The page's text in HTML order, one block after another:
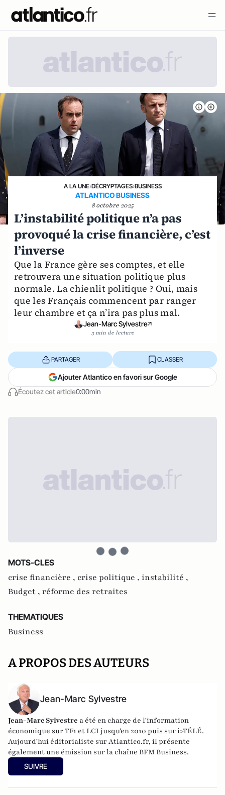
A LA UNE›DÉCRYPTAGES›BUSINESS
ATLANTICO BUSINESS
8 octobre 2025
L’instabilité politique n’a pas
provoqué la crise financière, c’est
l’inverse
Que la France gère ses comptes, et elle
retrouvera une situation politique plus
normale. La chienlit politique ? Oui, mais
que les Français commencent par ranger
leur chambre et ça n’ira pas plus mal.
Jean-Marc Sylvestre
3 min de lecture
Écoutez cet article0:00min
PARTAGER CLASSER
Ajouter Atlantico en favori sur Google
MOTS-CLES
crise financière , crise politique , instabilité ,
Budget , réforme des retraites
THEMATIQUES
Business
A PROPOS DES AUTEURS
Jean-Marc Sylvestre
Jean-Marc Sylvestre a été en charge de l'information
économique sur TF1 et LCI jusqu'en 2010 puis sur i>TÉLÉ.
Aujourd'hui éditorialiste sur Atlantico.fr, il présente
également une émission sur la chaîne BFM Business.
SUIVRE